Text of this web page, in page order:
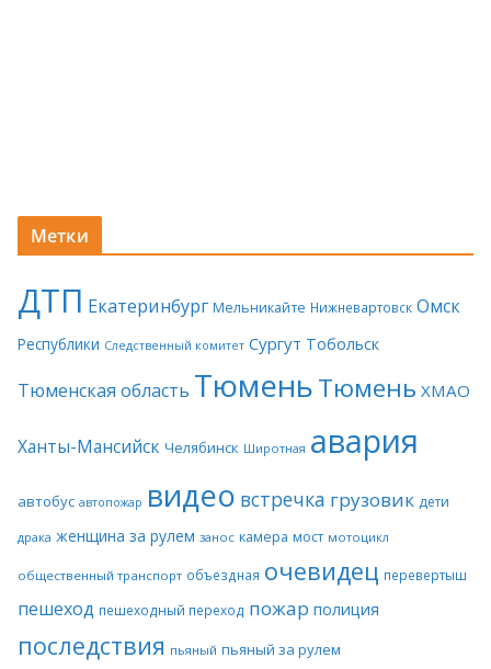
Метки
ДТП Екатеринбург Мельникайте Нижневартовск Омск
Республики Следственный комитет Сургут Тобольск
Тюменская область ТюменьТюмень ХМАО
Ханты-Мансийск Челябинск Широтная авария
автобус автопожар видео встречка грузовик дети
драка женщина за рулем занос камера мост мотоцикл
общественный транспорт объездная очевидец перевертыш
пешеход пешеходный переход пожар полиция
последствия пьяный пьяный за рулем